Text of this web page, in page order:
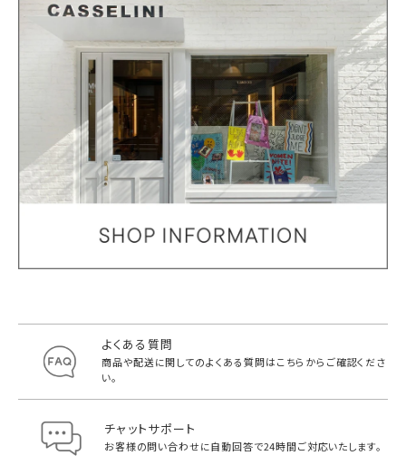
よくある質問
商品や配送に関してのよくある質問はこちらからご確認くださ
い。
チャットサポート
お客様の問い合わせに自動回答で24時間ご対応いたします。